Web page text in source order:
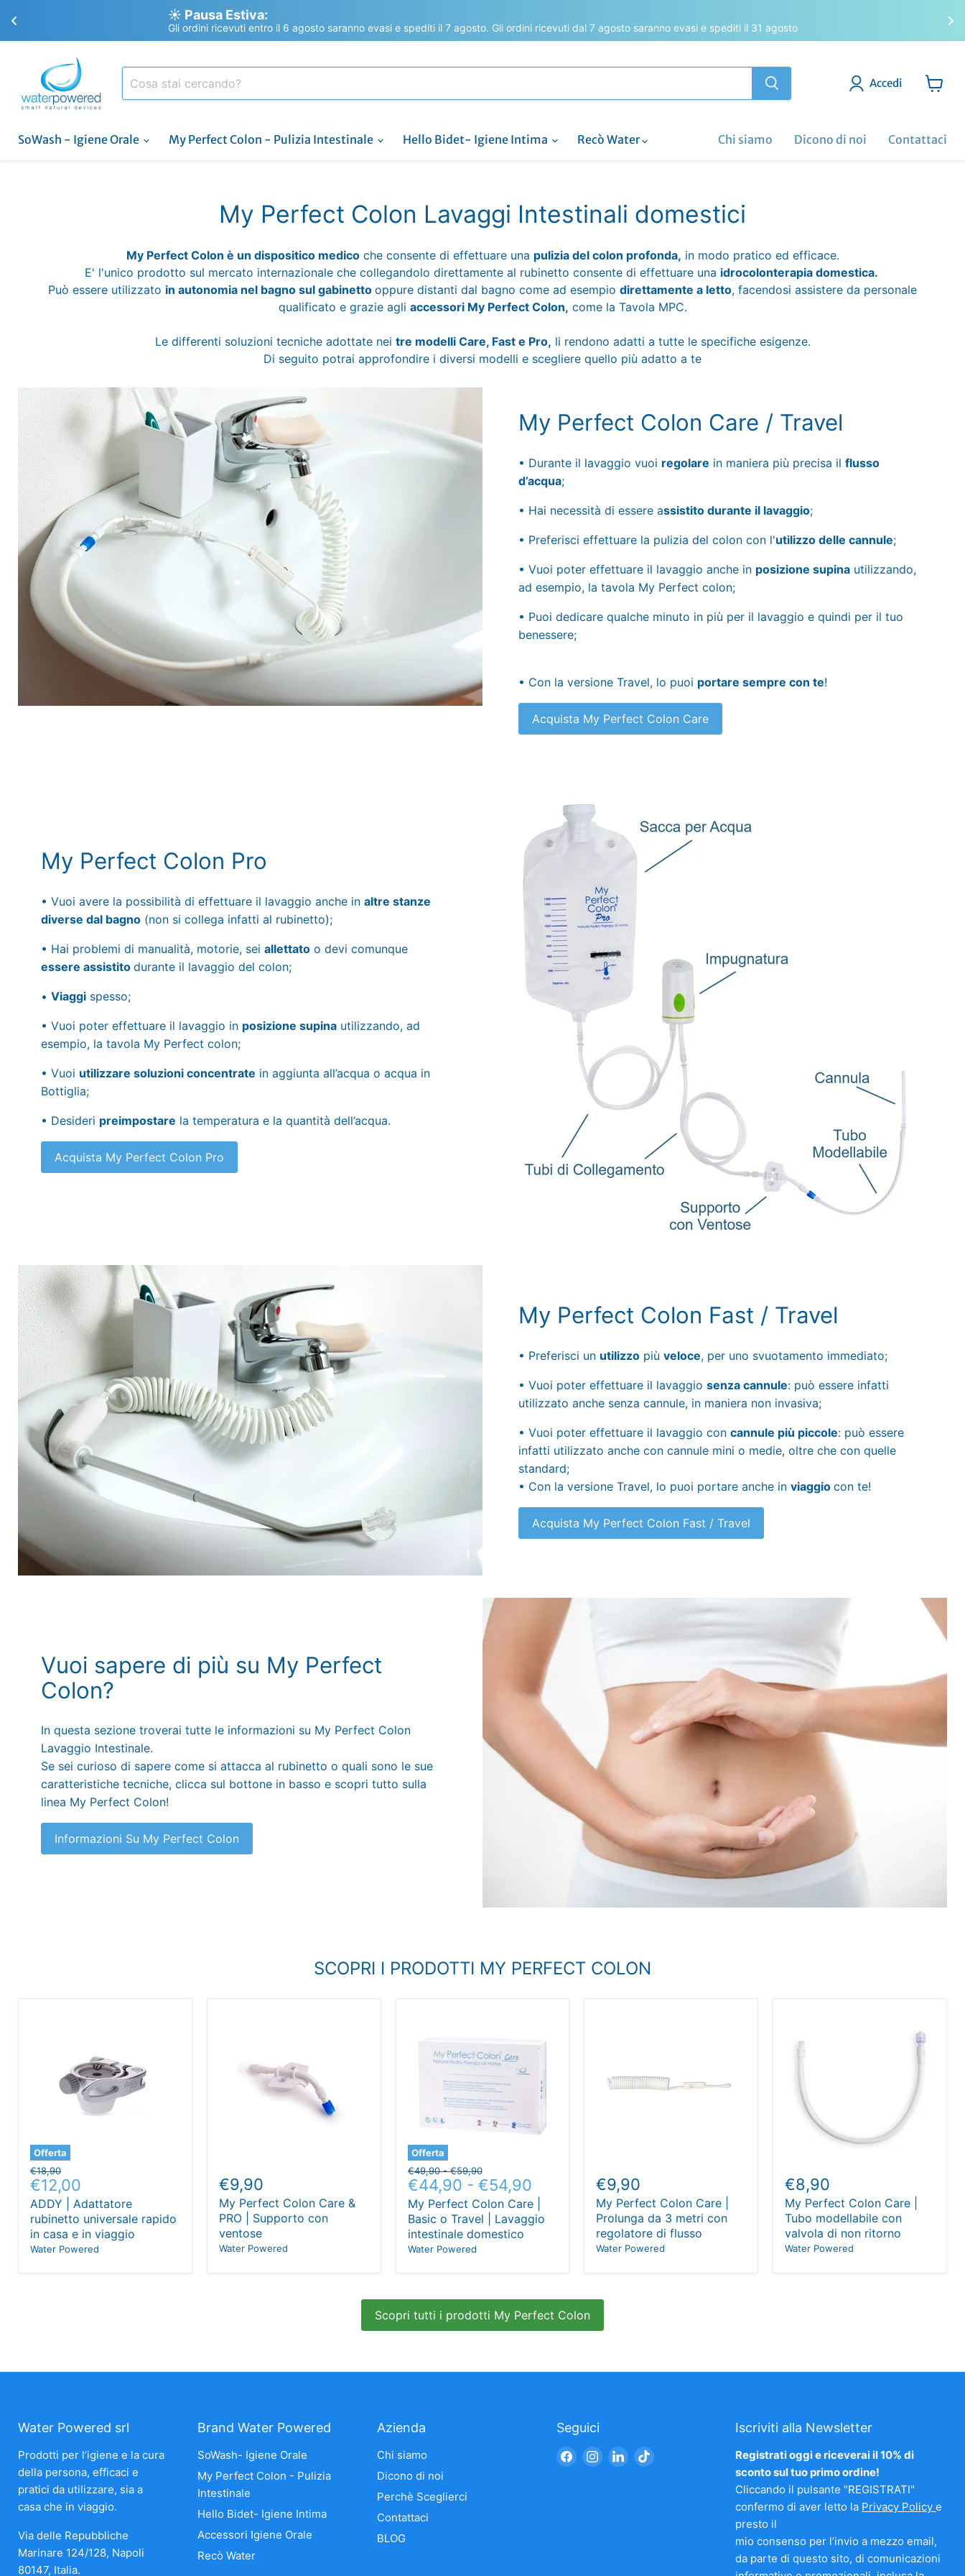
☀️ Pausa Estiva:
Gli ordini ricevuti entro il 6 agosto saranno evasi e spediti il 7 agosto. Gli ordini ricevuti dal 7 agosto saranno evasi e spediti il 31 agosto
Accedi
SoWash - Igiene Orale
My Perfect Colon - Pulizia Intestinale Hello Bidet- Igiene Intima Recò Water Chi siamo Dicono di noi Contattaci
My Perfect Colon Lavaggi Intestinali domestici
My Perfect Colon è un dispositico medicoche consente di effettuare una pulizia del colon profonda, in modo pratico ed efficace.
E' l'unico prodotto sul mercato internazionale che collegandolo direttamente al rubinetto consente di effettuare una idrocolonterapia domestica.
Può essere utilizzato in autonomia nel bagno sul gabinetto oppure distanti dal bagno come ad esempio direttamente a letto, facendosi assistere da personale
qualificato e grazie agli accessori My Perfect Colon, come la Tavola MPC.
Le differenti soluzioni tecniche adottate nei tre modelli Care, Fast e Pro, li rendono adatti a tutte le specifiche esigenze.
Di seguito potrai approfondire i diversi modelli e scegliere quello più adatto a te
My Perfect Colon Care / Travel
• Durante il lavaggio vuoi regolare in maniera più precisa il flusso
d’acqua;
• Hai necessità di essere assistito durante il lavaggio;
• Preferisci effettuare la pulizia del colon con l'utilizzo delle cannule;
• Vuoi poter effettuare il lavaggio anche in posizione supina utilizzando,
ad esempio, la tavola My Perfect colon;
• Puoi dedicare qualche minuto in più per il lavaggio e quindi per il tuo
benessere;
• Con la versione Travel, lo puoi portare sempre con te!
Acquista My Perfect Colon Care
My Perfect Colon Pro
• Vuoi avere la possibilità di effettuare il lavaggio anche in altre stanze
diverse dal bagno (non si collega infatti al rubinetto);
• Hai problemi di manualità, motorie, sei allettato o devi comunque
essere assistito durante il lavaggio del colon;
• Viaggi spesso;
• Vuoi poter effettuare il lavaggio in posizione supina utilizzando, ad
esempio, la tavola My Perfect colon;
• Vuoi utilizzare soluzioni concentrate in aggiunta all’acqua o acqua in
Bottiglia;
• Desideri preimpostare la temperatura e la quantità dell’acqua.
Acquista My Perfect Colon Pro
My Perfect Colon Fast / Travel
• Preferisci un utilizzo più veloce, per uno svuotamento immediato;
• Vuoi poter effettuare il lavaggio senza cannule: può essere infatti
utilizzato anche senza cannule, in maniera non invasiva;
• Vuoi poter effettuare il lavaggio con cannule più piccole: può essere
infatti utilizzato anche con cannule mini o medie, oltre che con quelle
standard;
• Con la versione Travel, lo puoi portare anche in viaggio con te!
Acquista My Perfect Colon Fast / Travel
Vuoi sapere di più su My Perfect
Colon?
In questa sezione troverai tutte le informazioni su My Perfect Colon
Lavaggio Intestinale.
Se sei curioso di sapere come si attacca al rubinetto o quali sono le sue
caratteristiche tecniche, clicca sul bottone in basso e scopri tutto sulla
linea My Perfect Colon!
Informazioni Su My Perfect Colon
SCOPRI I PRODOTTI MY PERFECT COLON
Offerta
Prezzo
originale
€18,90
Prezzo
attuale
€12,00
ADDY | Adattatore
rubinetto universale rapido
in casa e in viaggio
Water Powered
€9,90
My Perfect Colon Care &
PRO | Supporto con
ventose
Water Powered
Offerta
Prezzo
originale
€49,90-Prezzo
originale
€59,90
€44,90 - €54,90
My Perfect Colon Care |
Basic o Travel | Lavaggio
intestinale domestico
Water Powered
€9,90
My Perfect Colon Care |
Prolunga da 3 metri con
regolatore di flusso
Water Powered
€8,90
My Perfect Colon Care |
Tubo modellabile con
valvola di non ritorno
Water Powered
Scopri tutti i prodotti My Perfect Colon
Water Powered srl
Prodotti per l’igiene e la cura
della persona, efficaci e
pratici da utilizzare, sia a
casa che in viaggio.
Via delle Repubbliche
Marinare 124/128, Napoli
80147, Italia.
Brand Water Powered
SoWash- Igiene Orale
My Perfect Colon - Pulizia
Intestinale
Hello Bidet- Igiene Intima
Accessori Igiene Orale
Recò Water
Azienda
Chi siamo
Dicono di noi
Perchè Sceglierci
Contattaci
BLOG
Seguici
TrovaciTrovaciTrovaciTrovaci
Iscriviti alla Newsletter
Registrati oggi e riceverai il 10% di
sconto sul tuo primo ordine!
Cliccando il pulsante "REGISTRATI"
confermo di aver letto la Privacy Policye
presto il
mio consenso per l’invio a mezzo email,
da parte di questo sito, di comunicazioni